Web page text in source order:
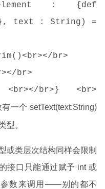
: {def
text : String) =
br>
br>
br>} <br>
一个 setText(text:String)
型。
或类层次结构同样会限制
接口只能通过赋予 int 或
参数来调用——别的都不